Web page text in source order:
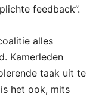
feedback”.
alles
Kamerleden
taak uit te
het ook, mits